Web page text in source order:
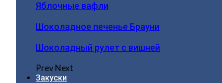
Яблочные вафли
Шоколадное печенье Брауни
Шоколадный рулет с вишней
PrevNext
Закуски